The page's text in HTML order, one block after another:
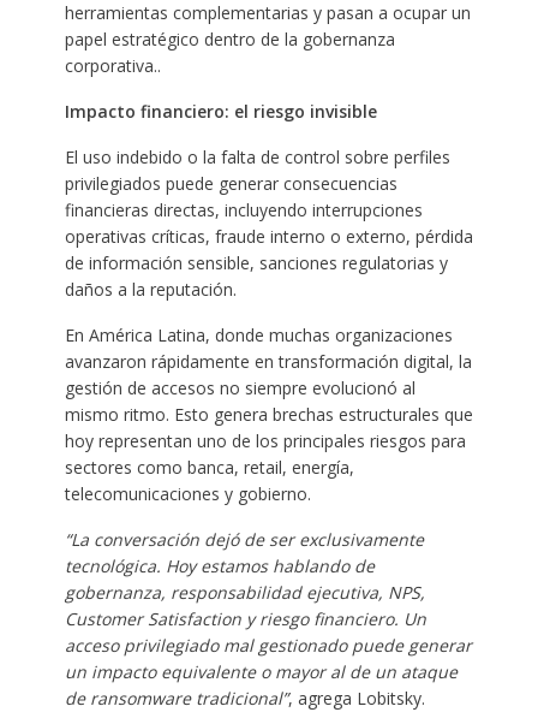
herramientas complementarias y pasan a ocupar un
papel estratégico dentro de la gobernanza
corporativa..
Impacto financiero: el riesgo invisible
El uso indebido o la falta de control sobre perfiles
privilegiados puede generar consecuencias
financieras directas, incluyendo interrupciones
operativas críticas, fraude interno o externo, pérdida
de información sensible, sanciones regulatorias y
daños a la reputación.
En América Latina, donde muchas organizaciones
avanzaron rápidamente en transformación digital, la
gestión de accesos no siempre evolucionó al
mismo ritmo. Esto genera brechas estructurales que
hoy representan uno de los principales riesgos para
sectores como banca, retail, energía,
telecomunicaciones y gobierno.
“La conversación dejó de ser exclusivamente
tecnológica. Hoy estamos hablando de
gobernanza, responsabilidad ejecutiva, NPS,
Customer Satisfaction y riesgo financiero. Un
acceso privilegiado mal gestionado puede generar
un impacto equivalente o mayor al de un ataque
de ransomware tradicional”, agrega Lobitsky.